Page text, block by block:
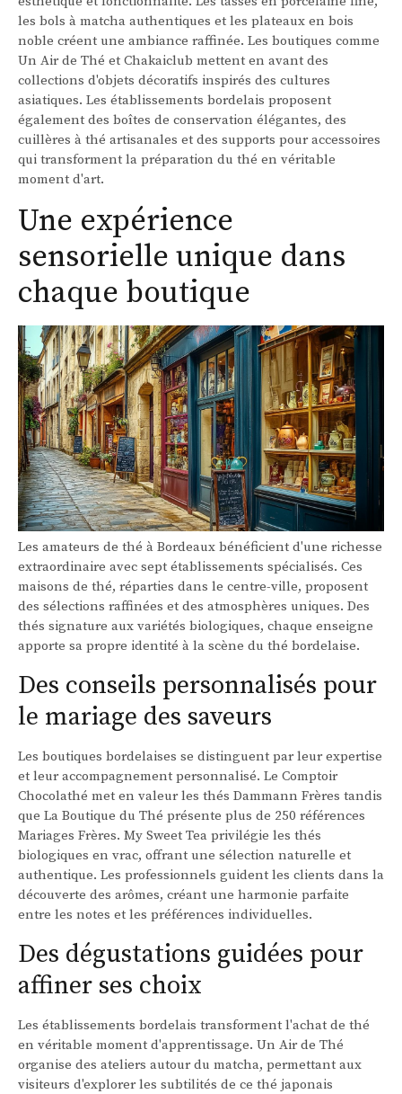
les bols à matcha authentiques et les plateaux en bois
noble créent une ambiance raffinée. Les boutiques comme
Un Air de Thé et Chakaiclub mettent en avant des
collections d'objets décoratifs inspirés des cultures
asiatiques. Les établissements bordelais proposent
également des boîtes de conservation élégantes, des
cuillères à thé artisanales et des supports pour accessoires
qui transforment la préparation du thé en véritable
moment d'art.
Une expérience
sensorielle unique dans
chaque boutique
Les amateurs de thé à Bordeaux bénéficient d'une richesse
extraordinaire avec sept établissements spécialisés. Ces
maisons de thé, réparties dans le centre-ville, proposent
des sélections raffinées et des atmosphères uniques. Des
thés signature aux variétés biologiques, chaque enseigne
apporte sa propre identité à la scène du thé bordelaise.
Des conseils personnalisés pour
le mariage des saveurs
Les boutiques bordelaises se distinguent par leur expertise
et leur accompagnement personnalisé. Le Comptoir
Chocolathé met en valeur les thés Dammann Frères tandis
que La Boutique du Thé présente plus de 250 références
Mariages Frères. My Sweet Tea privilégie les thés
biologiques en vrac, offrant une sélection naturelle et
authentique. Les professionnels guident les clients dans la
découverte des arômes, créant une harmonie parfaite
entre les notes et les préférences individuelles.
Des dégustations guidées pour
affiner ses choix
Les établissements bordelais transforment l'achat de thé
en véritable moment d'apprentissage. Un Air de Thé
organise des ateliers autour du matcha, permettant aux
visiteurs d'explorer les subtilités de ce thé japonais